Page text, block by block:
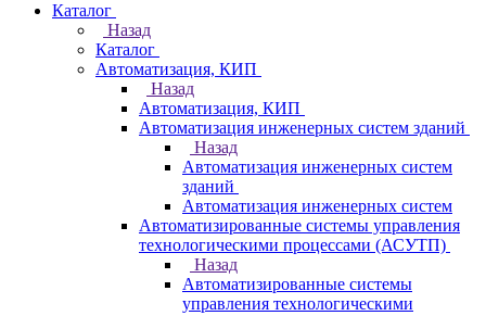
Каталог
Назад
Каталог
Автоматизация, КИП
Назад
Автоматизация, КИП
Автоматизация инженерных систем зданий
Назад
Автоматизация инженерных систем
зданий
Автоматизация инженерных систем
Автоматизированные системы управления
технологическими процессами (АСУТП)
Назад
Автоматизированные системы
управления технологическими